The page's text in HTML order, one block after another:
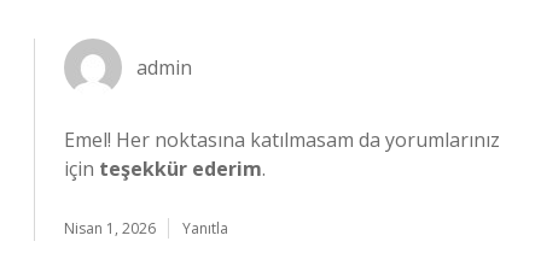
admin
Emel! Her noktasına katılmasam da yorumlarınız
için teşekkür ederim.
Nisan 1, 2026 Yanıtla